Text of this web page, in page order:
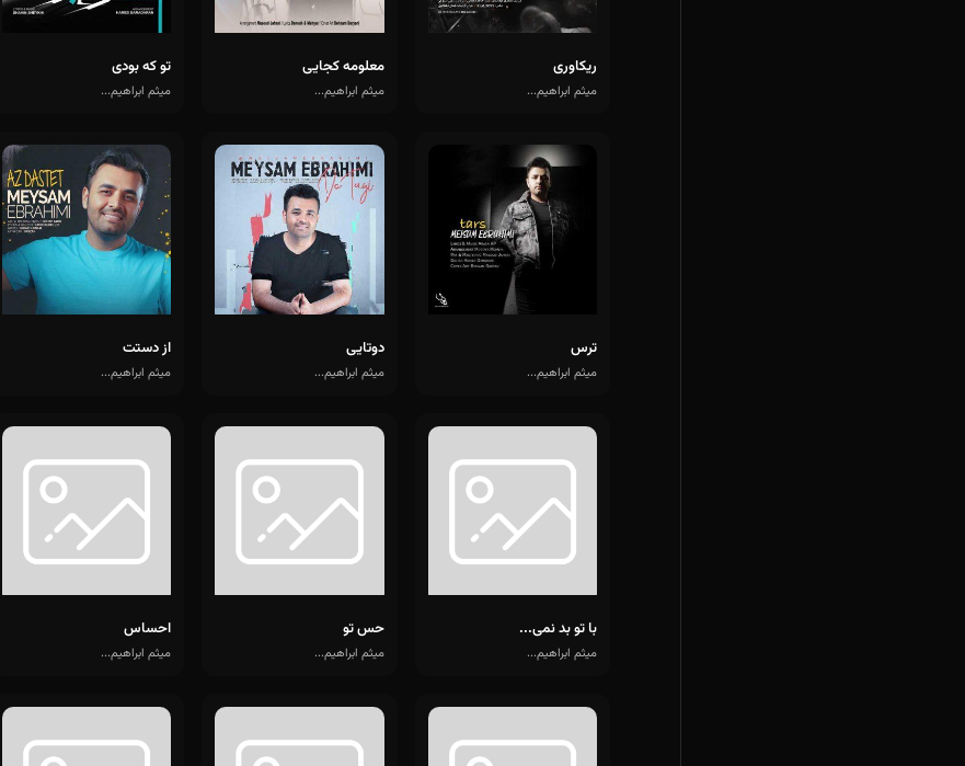
ریکاوری
میثم ابراهیم...
معلومه کجایی
میثم ابراهیم...
تو که بودی
میثم ابراهیم...
ترس
میثم ابراهیم...
دوتایی
میثم ابراهیم...
از دستت
میثم ابراهیم...
با تو بد نمی...
میثم ابراهیم...
حس تو
میثم ابراهیم...
احساس
میثم ابراهیم...